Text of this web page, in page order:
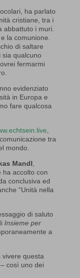
ha parlato
cristiane, tra i
abbattuto i muri.
la comunione.
di saltare
qualcuno
fermarmi
evidenziato
in Europa e
fare qualcosa
tra
mondo.
Mandl
ha accolto con
conclusiva ed
“Unità nella
di saluto
Insieme per
a
vivere questa
così uno dei